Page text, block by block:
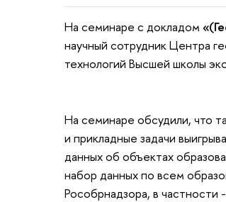
На семинаре с докладом
научный сотрудник Центра
технологий Высшей школы
На семинаре обсудили, что
и прикладные задачи
данных об объектах
набор данных по всем
Рособрнадзора, в